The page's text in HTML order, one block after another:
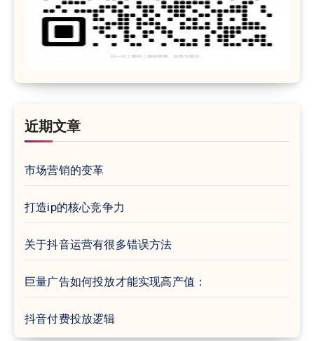
近期文章
市场营销的变革
打造ip的核心竞争力
关于抖音运营有很多错误方法
巨量广告如何投放才能实现高产值：
抖音付费投放逻辑